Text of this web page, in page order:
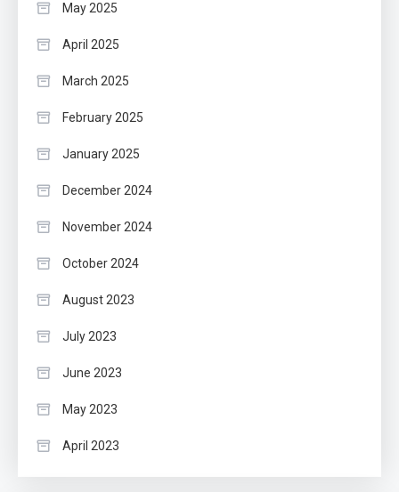
May 2025
April 2025
March 2025
February 2025
January 2025
December 2024
November 2024
October 2024
August 2023
July 2023
June 2023
May 2023
April 2023